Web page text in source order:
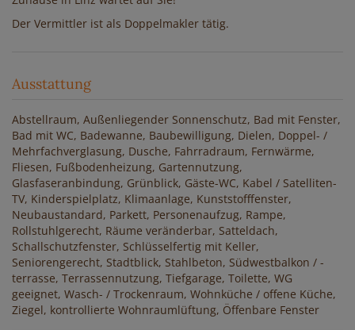
Der Vermittler ist als Doppelmakler tätig.
Ausstattung
Abstellraum Außenliegender Sonnenschutz Bad mit Fenster
Bad mit WC Badewanne Baubewilligung Dielen Doppel- /
Mehrfachverglasung Dusche Fahrradraum Fernwärme
Fliesen Fußbodenheizung Gartennutzung
Glasfaseranbindung Grünblick Gäste-WC Kabel / Satelliten-
TV Kinderspielplatz Klimaanlage Kunststofffenster
Neubaustandard Parkett Personenaufzug Rampe
Rollstuhlgerecht Räume veränderbar Satteldach
Schallschutzfenster Schlüsselfertig mit Keller
Seniorengerecht Stadtblick Stahlbeton Südwestbalkon / -
terrasse Terrassennutzung Tiefgarage Toilette WG
geeignet Wasch- / Trockenraum Wohnküche / offene Küche
Ziegel kontrollierte Wohnraumlüftung Öffenbare Fenster